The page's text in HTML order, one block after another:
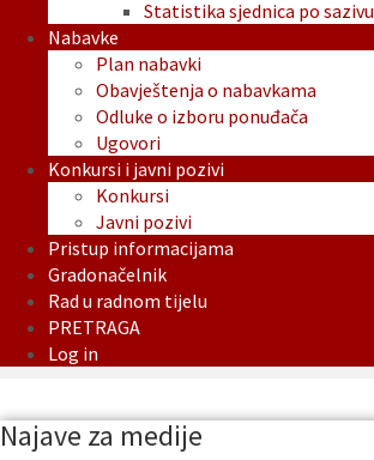
Statistika sjednica po sazivu
Nabavke
Plan nabavki
Obavještenja o nabavkama
Odluke o izboru ponuđača
Ugovori
Konkursi i javni pozivi
Konkursi
Javni pozivi
Pristup informacijama
Gradonačelnik
Rad u radnom tijelu
PRETRAGA
Log in
Najave za medije